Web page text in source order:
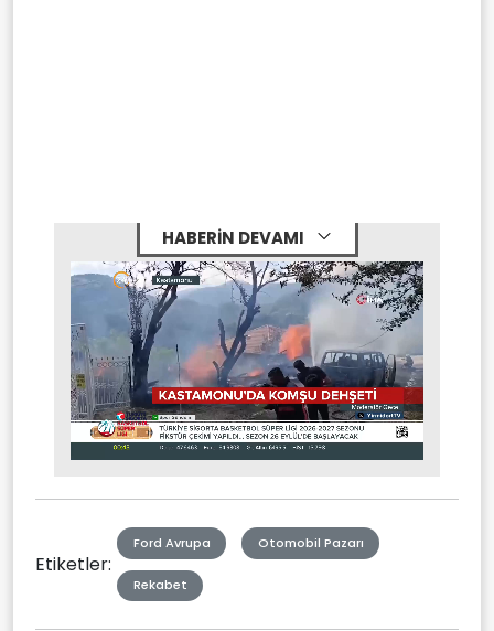
HABERİN DEVAMI
Mute Stream
Etiketler:
Ford Avrupa Otomobil Pazarı
Rekabet